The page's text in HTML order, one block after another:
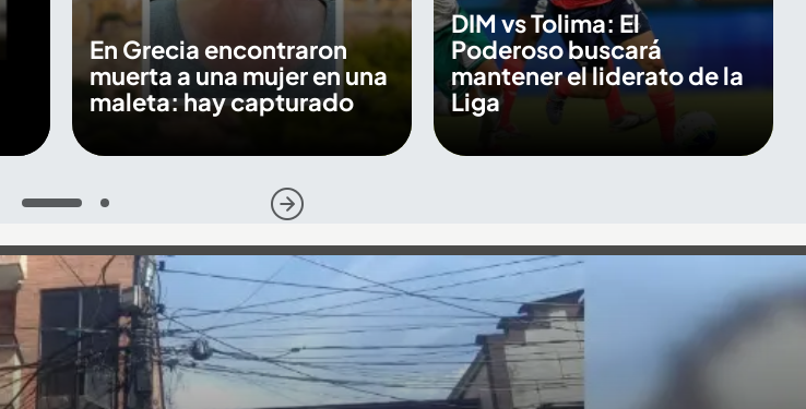
En Grecia encontraron
muerta a una mujer en una
maleta: hay capturado
DIM vs Tolima: El
Poderoso buscará
mantener el liderato de la
Liga
1 2